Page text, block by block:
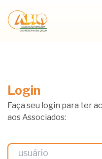
Login
Faça seu login para ter
aos Associados: